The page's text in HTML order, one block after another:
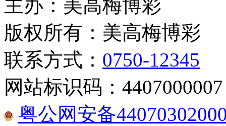
主办：美高梅博彩
版权所有：美高梅博彩
联系方式： 0750-12345
网站标识码：4407000007
粤公网安备